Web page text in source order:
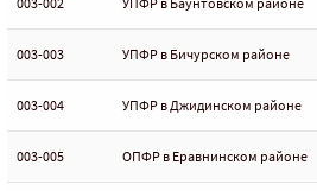
003-003 УПФР в Бичурском районе
003-004 УПФР в Джидинском районе
003-005 ОПФР в Еравнинском районе